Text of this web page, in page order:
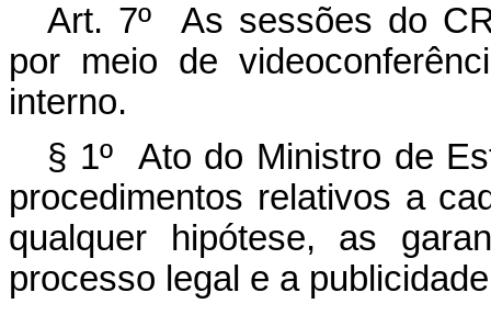
Art. 7º As sessões do
por meio de
interno.
§ 1º Ato do Ministro de
procedimentos relativos a
qualquer hipótese, as
processo legal e a